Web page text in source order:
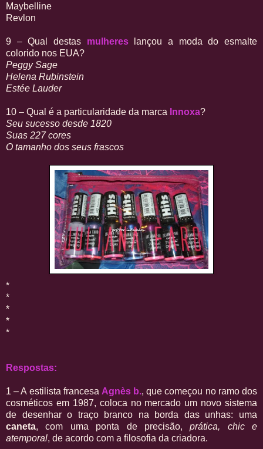
Maybelline
Revlon
9 – Qual destas mulheres
lançou a moda do esmalte
colorido nos EUA?
Peggy Sage
Helena Rubinstein
Estée Lauder
10 – Qual é a particularidade da marca Innoxa?
Seu sucesso desde 1820
Suas 227 cores
O tamanho dos seus frascos
*
*
*
*
*
Respostas:
1 – A estilista francesa Agnès b., que começou no ramo dos
cosméticos em 1987, coloca no mercado um novo sistema
de desenhar o traço branco na borda das unhas: uma
caneta, com uma ponta de precisão,prática, chic e
atemporal, de acordo com a filosofia da criadora.